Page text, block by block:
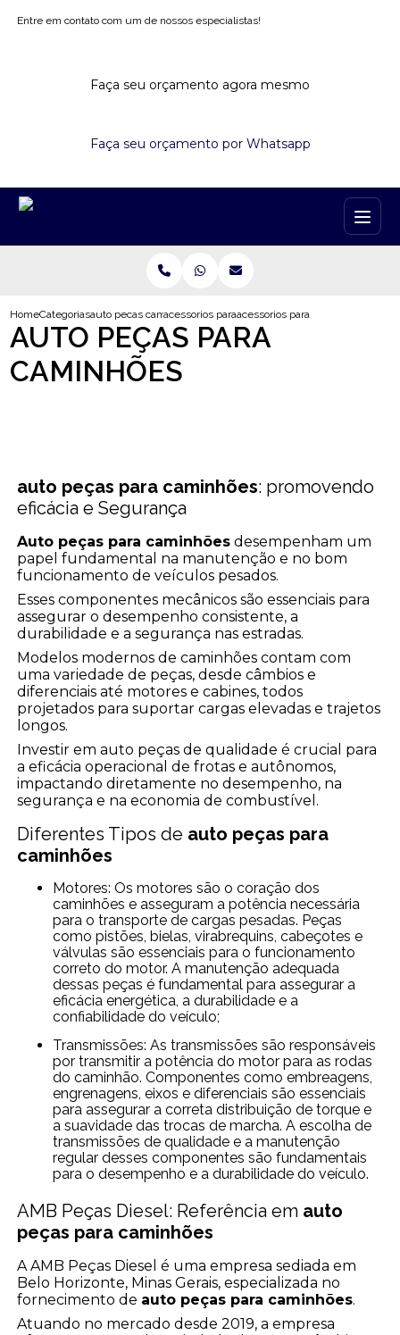
Entre em contato com um de nossos especialistas!
Faça seu orçamento agora mesmo
Faça seu orçamento por Whatsapp
HomeCategoriasauto pecas caminhoesacessorios para caminhao mercedes
acessorios para cabine de
AUTO PEÇAS PARA
CAMINHÕES
auto peças para caminhões: promovendo
eficácia e Segurança
Auto peças para caminhões desempenham um
papel fundamental na manutenção e no bom
funcionamento de veículos pesados.
Esses componentes mecânicos são essenciais para
assegurar o desempenho consistente, a
durabilidade e a segurança nas estradas.
Modelos modernos de caminhões contam com
uma variedade de peças, desde câmbios e
diferenciais até motores e cabines, todos
projetados para suportar cargas elevadas e trajetos
longos.
Investir em auto peças de qualidade é crucial para
a eficácia operacional de frotas e autônomos,
impactando diretamente no desempenho, na
segurança e na economia de combustível.
Diferentes Tipos de auto peças para
caminhões
Motores: Os motores são o coração dos
caminhões e asseguram a potência necessária
para o transporte de cargas pesadas. Peças
como pistões, bielas, virabrequins, cabeçotes e
válvulas são essenciais para o funcionamento
correto do motor. A manutenção adequada
dessas peças é fundamental para assegurar a
eficácia energética, a durabilidade e a
confiabilidade do veículo;
Transmissões: As transmissões são responsáveis
por transmitir a potência do motor para as rodas
do caminhão. Componentes como embreagens,
engrenagens, eixos e diferenciais são essenciais
para assegurar a correta distribuição de torque e
a suavidade das trocas de marcha. A escolha de
transmissões de qualidade e a manutenção
regular desses componentes são fundamentais
para o desempenho e a durabilidade do veículo.
AMB Peças Diesel: Referência em auto
peças para caminhões
A AMB Peças Diesel é uma empresa sediada em
Belo Horizonte, Minas Gerais, especializada no
fornecimento de auto peças para caminhões.
Atuando no mercado desde 2019, a empresa